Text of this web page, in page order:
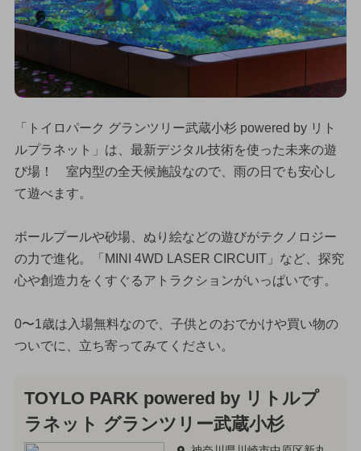
「トイロパーク グランツリー武蔵小杉 powered by リト
ルプラネット」は、最新デジタル技術を使った未来の遊
び場！ 室内型の全天候施設なので、雨の日でも安心し
て遊べます。
ボールプールや砂場、ぬり絵などの遊びがテクノロジー
の力で進化。「MINI 4WD LASER CIRCUIT」など、探究
心や創造力をくすぐるアトラクションがいっぱいです。
0〜1歳は入場無料なので、子供とのおでかけや買い物の
ついでに、立ち寄ってみてください。
TOYLO PARK powered by リトルプ
ラネット グランツリー武蔵小杉